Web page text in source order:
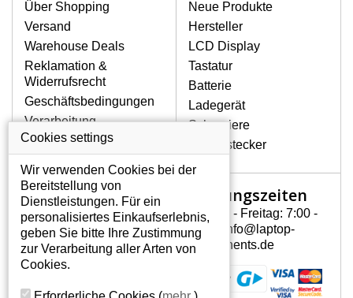
gehören mechanische Schäden, z. B.
ein geborstenes Display oder Risse.
Ferner senkrechte Streifen, das Display
leuchtet nicht, blinkt unregelmäßig oder
ist ungleichmäßig hell.
LCD DISPLAYS APPLE
MACBOOK 13.3 INCH
MB061LL/B VON HÖCHSTER
QUALITÄT!
Auf Lager halten wir nur
Originaldisplays, die die hohe
Qualitätsklasse A+ erfüllen, also
ohne mangelhafte Pixel, und
zwar über die gesamte
Garantiezeit.
WIE KÖNNEN SIE FESTSTELLEN,
Über Shopping
Versand
Warehouse Deals
Reklamation &
Widerrufsrecht
Geschäftsbedingungen
Verarbeitung
personenbezogener
Daten
Über uns - Impressum
Neue Produkte
Hersteller
LCD Display
Tastatur
Batterie
Ladegerät
Scharniere
Gerätestecker
Mein Konto
Mein Konto
Persönliche Daten
Addressen
Öffnungszeiten
Montag - Freitag: 7:00 -
15:30 info@laptop-
components.de
Cookies settings
Wir verwenden Cookies bei der
Bereitstellung von
Dienstleistungen. Für ein
personalisiertes Einkaufserlebnis,
geben Sie bitte Ihre Zustimmung
zur Verarbeitung aller Arten von
Cookies.